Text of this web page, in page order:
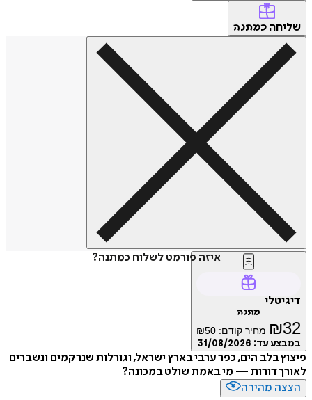
כמתנה
איזה פורמט לשלוח כמתנה?
₪ מחיר קודם: ₪50
עד:31/08/2026
בלב הים, כפר ערבי בארץ ישראל, וגורלות שנרקמים ונשברים
דורות — מי באמת שולט במכונה?
מהירה